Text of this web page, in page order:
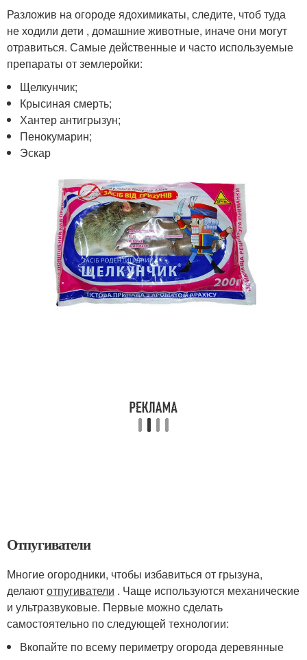
Разложив на огороде ядохимикаты, следите, чтоб туда
не ходили дети , домашние животные, иначе они могут
отравиться. Самые действенные и часто используемые
препараты от землеройки:
Щелкунчик;
Крысиная смерть;
Хантер антигрызун;
Пенокумарин;
Эскар
Отпугиватели
Многие огородники, чтобы избавиться от грызуна,
делаютотпугиватели . Чаще используются механические
и ультразвуковые. Первые можно сделать
самостоятельно по следующей технологии:
Вкопайте по всему периметру огорода деревянные